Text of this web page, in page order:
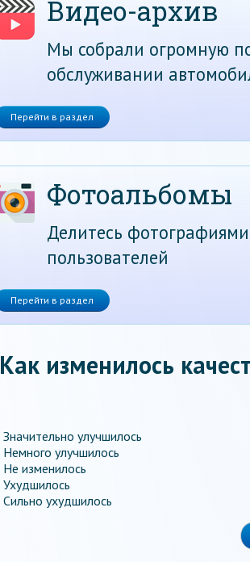
Видео-архив
Мы собрали огромную
обслуживании
Перейти в раздел
Фотоальбомы
Делитесь
пользователей
Перейти в раздел
Как изменилось
Значительно улучшилось
Немного улучшилось
Не изменилось
Ухудшилось
Сильно ухудшилось